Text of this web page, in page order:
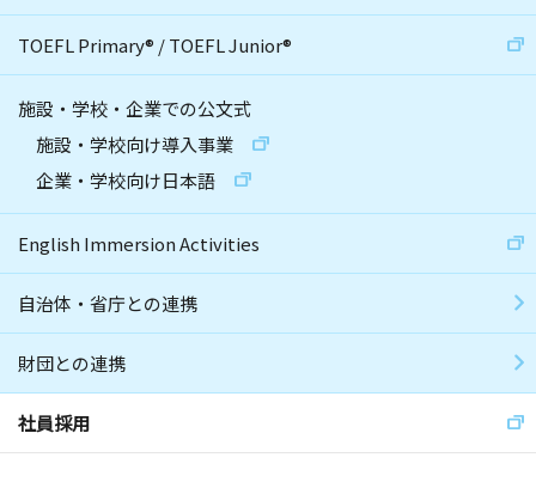
TOEFL Primary® /TOEFL Junior®
施設・学校・企業での公文式
施設・学校向け導入事業
企業・学校向け日本語
English Immersion Activities
自治体・省庁との連携
財団との連携
社員採用